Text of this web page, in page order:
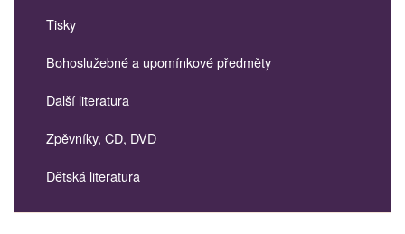
Tisky
Bohoslužebné a upomínkové předměty
Další literatura
Zpěvníky, CD, DVD
Dětská literatura